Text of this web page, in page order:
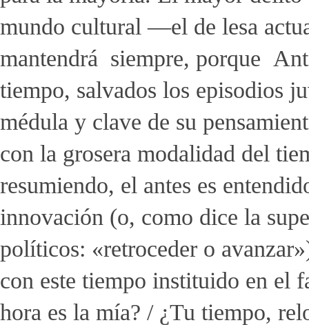
mundo cultural —el de lesa
mantendrá siempre, porque
tiempo, salvados los episodios
médula y clave de su
con la grosera modalidad del
resumiendo, el antes es
innovación (o, como dice la
políticos: «retroceder o
con este tiempo instituido en el
hora es la mía? / ¿Tu tiempo,